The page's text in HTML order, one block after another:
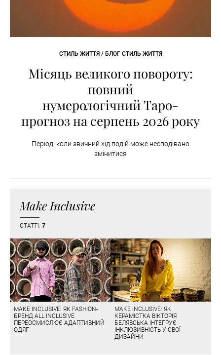
СТИЛЬ ЖИТТЯ / БЛОГ СТИЛЬ ЖИТТЯ
Місяць великого повороту:
повний
нумерологічний Таро-
прогноз на серпень 2026 року
Період, коли звичний хід подій може несподівано
змінитися
Make Inclusive
СТАТТІ: 7
MAKE INCLUSIVE: ЯК FASHION-
БРЕНД ALL INCLUSIVE
ПЕРЕОСМИСЛЮЄ АДАПТИВНИЙ
ОДЯГ
MAKE INCLUSIVE: ЯК
КЕРАМІСТКА ВІКТОРІЯ
БЕЛЯВСЬКА ІНТЕГРУЄ
ІНКЛЮЗИВНІСТЬ У СВОЇ
ДИЗАЙНИ